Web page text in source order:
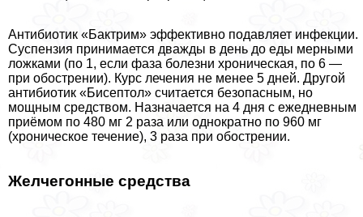
Антибиотик «Бактрим» эффективно подавляет инфекции.
Суспензия принимается дважды в день до еды мерными
ложками (по 1, если фаза болезни хроническая, по 6 —
при обострении). Курс лечения не менее 5 дней. Другой
антибиотик «Бисептол» считается безопасным, но
мощным средством. Назначается на 4 дня с ежедневным
приёмом по 480 мг 2 раза или однократно по 960 мг
(хроническое течение), 3 раза при обострении.
Желчегонные средства